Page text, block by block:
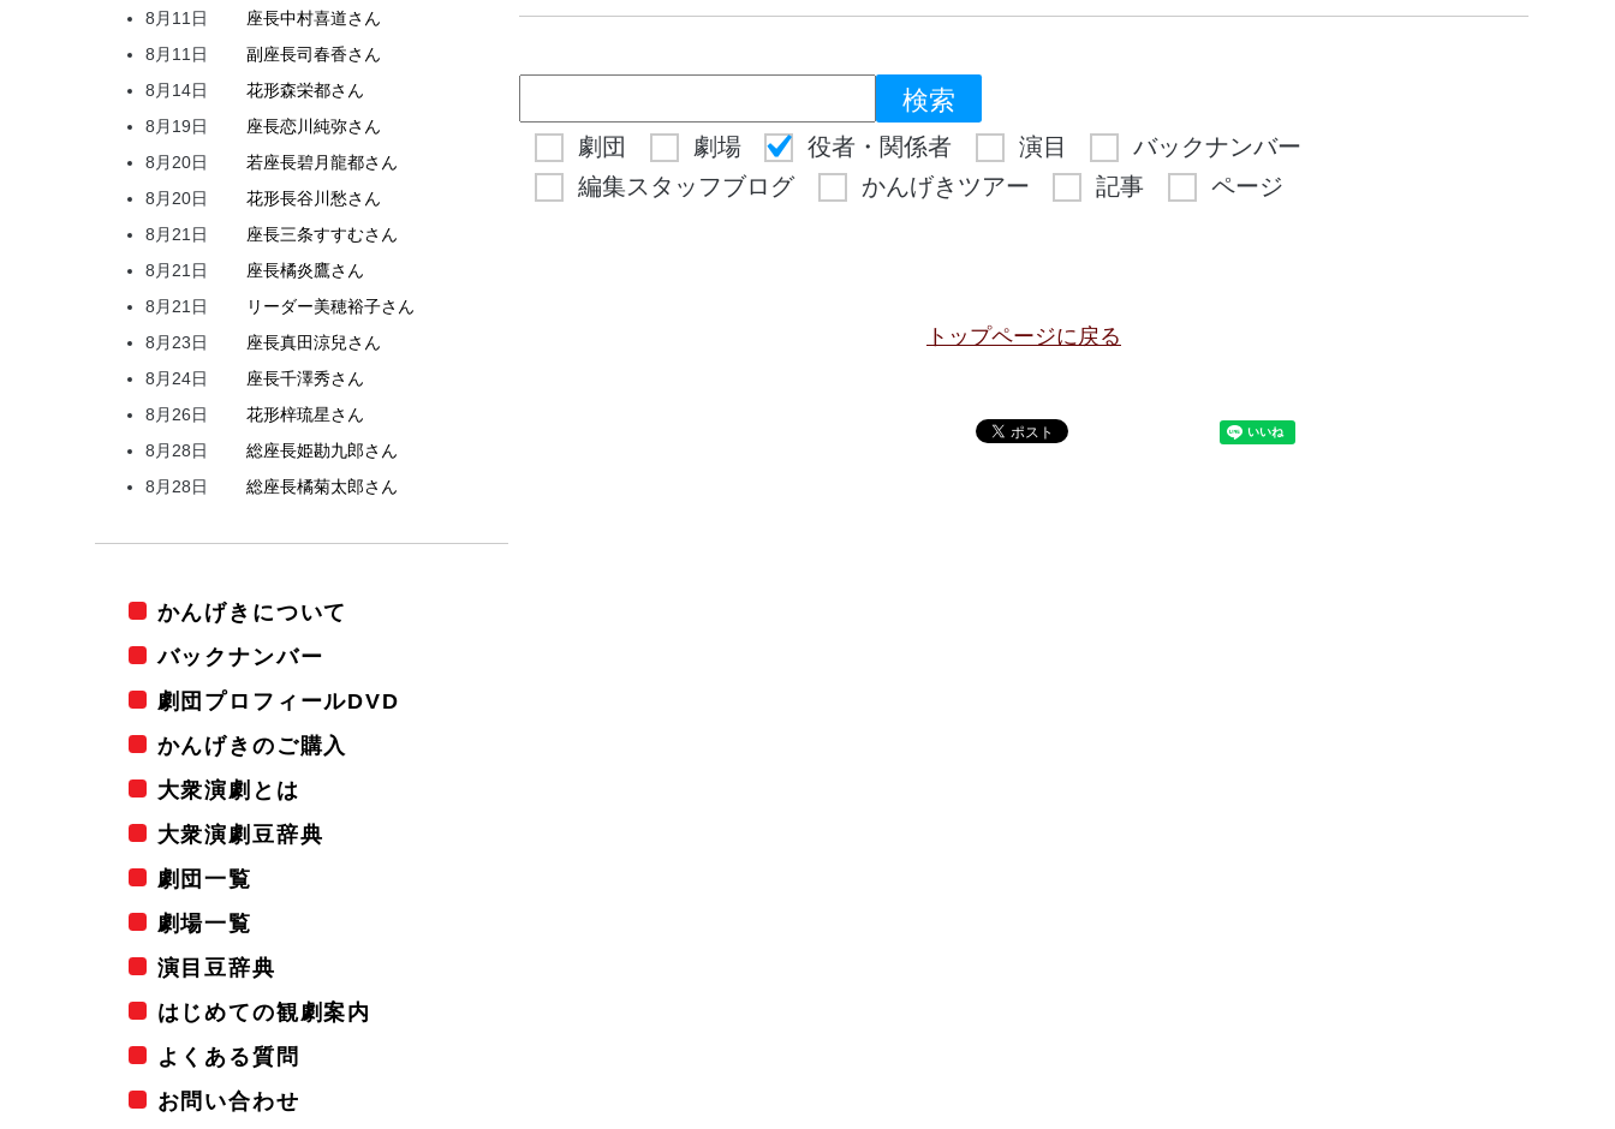
劇団 劇場 役者・関係者 演目
バックナンバー
編集スタッフブログ
かんげきツアー 記事 ページ
トップページに戻る
8月11日
座長中村喜道さん
8月11日
副座長司春香さん
8月14日
花形森栄都さん
8月19日
座長恋川 純弥さん
8月20日
若座長碧月龍都さん
8月20日
花形長谷川 愁さん
8月21日
座長三条すすむさん
8月21日
座長橘炎鷹さん
8月21日
リーダー美穂裕子さん
8月23日
座長真田涼兒さん
8月24日
座長千澤秀さん
8月26日
花形梓琉星さん
8月28日
総座長姫勘九郎さん
8月28日
総座長橘菊太郎さん
かんげきについて
バックナンバー
劇団プロフィールDVD
かんげきのご購入
大衆演劇とは
大衆演劇豆辞典
劇団一覧
劇場一覧
演目豆辞典
はじめての観劇案内
よくある質問
お問い合わせ